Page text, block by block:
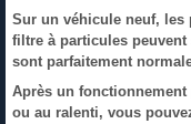
Sur un véhicule neuf, les
filtre à particules peuvent
sont parfaitement
Après un
ou au ralenti, vous